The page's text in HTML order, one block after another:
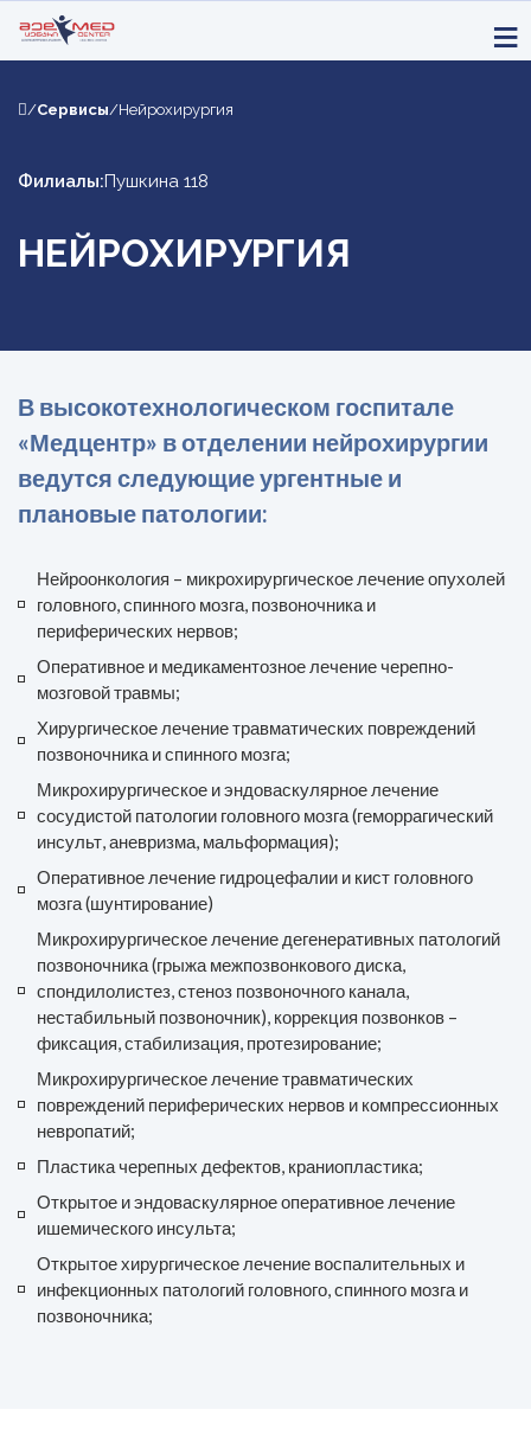
/Сервисы/Нейрохирургия
Филиалы:Пушкина 118
НЕЙРОХИРУРГИЯ
В высокотехнологическом госпитале
«Медцентр» в отделении нейрохирургии
ведутся следующие ургентные и
плановые патологии:
Нейроонкология – микрохирургическое лечение опухолей
головного, спинного мозга, позвоночника и
периферических нервов;
Оперативное и медикаментозное лечение черепно-
мозговой травмы;
Хирургическое лечение травматических повреждений
позвоночника и спинного мозга;
Микрохирургическое и эндоваскулярное лечение
сосудистой патологии головного мозга (геморрагический
инсульт, аневризма, мальформация);
Оперативное лечение гидроцефалии и кист головного
мозга (шунтирование)
Микрохирургическое лечение дегенеративных патологий
позвоночника (грыжа межпозвонкового диска,
спондилолистез, стеноз позвоночного канала,
нестабильный позвоночник), коррекция позвонков –
фиксация, стабилизация, протезирование;
Микрохирургическое лечение травматических
повреждений периферических нервов и компрессионных
невропатий;
Пластика черепных дефектов, краниопластика;
Открытое и эндоваскулярное оперативное лечение
ишемического инсульта;
Открытое хирургическое лечение воспалительных и
инфекционных патологий головного, спинного мозга и
позвоночника;